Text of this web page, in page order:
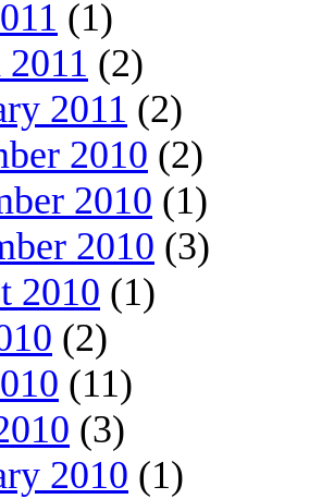
(1)
(2)
2011 (2)
2010 (2)
2010 (1)
2010 (3)
2010 (1)
(2)
(11)
(3)
2010 (1)